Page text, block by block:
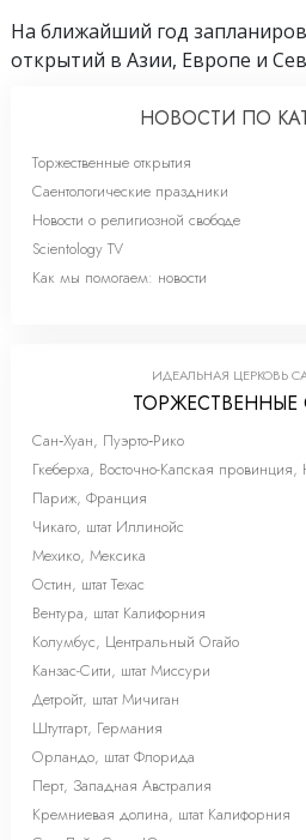
На ближайший год
открытий в Азии, Европе и
НОВОСТИ ПО
Торжественные открытия
Саентологические праздники
Новости о религиозной свободе
Scientology TV
Как мы помогаем: новости
ИДЕАЛЬНАЯ ЦЕРКОВЬ
ТОРЖЕСТВЕННЫЕ
Сан‑Хуан, Пуэрто‑Рико
Гкеберха, Восточно-Капская
Париж, Франция
Чикаго, штат Иллинойс
Мехико, Мексика
Остин, штат Техас
Вентура, штат Калифорния
Колумбус, Центральный Огайо
Канзас-Сити, штат Миссури
Детройт, штат Мичиган
Штутгарт, Германия
Орландо, штат Флорида
Перт, Западная Австралия
Кремниевая долина, штат Калифорния